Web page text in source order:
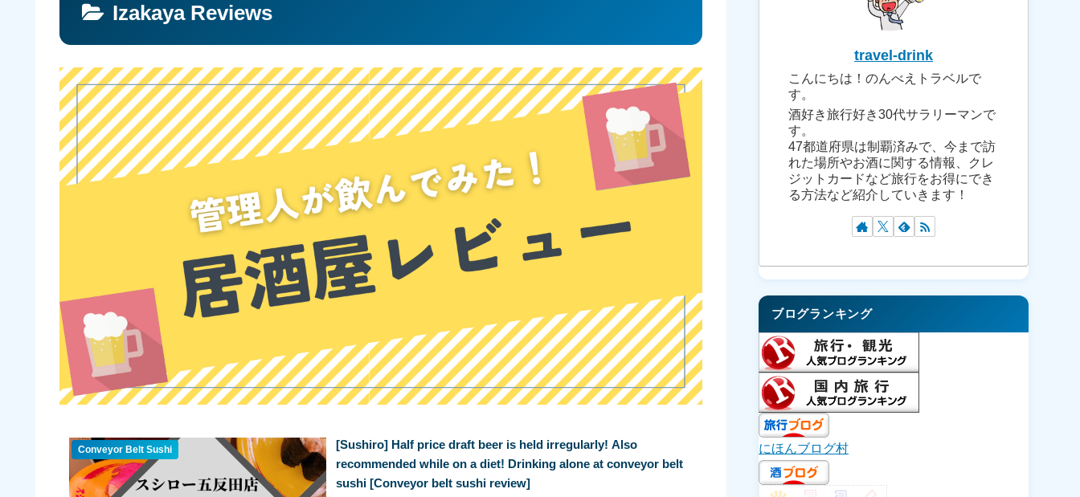
Izakaya Reviews
Conveyor Belt Sushi
[Sushiro] Half price draft beer is held irregularly! Also
recommended while on a diet! Drinking alone at conveyor belt
sushi [Conveyor belt sushi review]
travel-drink
こんにちは！のんべえトラベルで
す。
酒好き旅行好き30代サラリーマンで
す。
47都道府県は制覇済みで、今まで訪
れた場所やお酒に関する情報、クレ
ジットカードなど旅行をお得にでき
る方法など紹介していきます！
ブログランキング
にほんブログ村